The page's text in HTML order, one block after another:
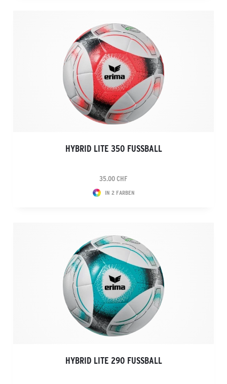
HYBRID LITE 350 FUSSBALL
35.00 CHF
IN 2 FARBEN
HYBRID LITE 290 FUSSBALL